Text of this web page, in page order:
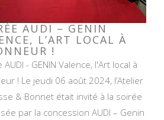
AUDI – GENIN
L’ART LOCAL À
!
AUDI - GENIN Valence, l'Art local à
! Le jeudi 06 août 2024, l’Atelier
& Bonnet était invité à la soirée
par la concession AUDI – Genin